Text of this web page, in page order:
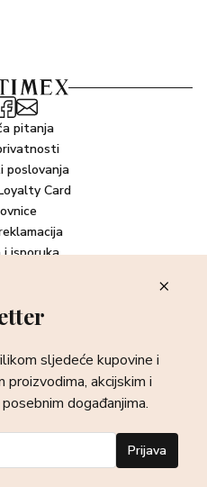
pitanja
poslovanja
Card
isporuka
i ekskluzivnim
Prijava
sljedeće kupovine i
akcijskim i
događanjima.
Prijava